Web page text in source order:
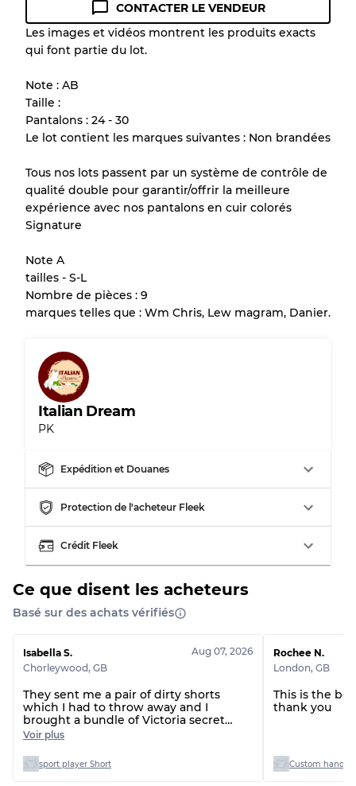
Guide des conditions
Tous les produits incluent un niveau de
de chaque article avant l'achat.
Il y a une marge d'erreur allant jusqu'à
en raison de la vente en gros
Notre système à 3 niveaux
Qualité BPeu utilisé
Répartition pour ratios mixtes
Qualité AB
Qualité BC
60% B, 40% C
CONTACTER LE VENDEUR
Les images et vidéos montrent les produits exacts
qui font partie du lot.
Note : AB
Taille :
Pantalons : 24 - 30
Le lot contient les marques suivantes : Non brandées
Tous nos lots passent par un système de contrôle de
qualité double pour garantir/offrir la meilleure
expérience avec nos pantalons en cuir colorés
Signature
Note A
tailles - S-L
Nombre de pièces : 9
marques telles que : Wm Chris, Lew magram, Danier.
Italian Dream
PK
Expédition et Douanes
Protection de l'acheteur Fleek
Crédit Fleek
Ce que disent les acheteurs
Basé sur des achats vérifiés
Isabella S.
Chorleywood, GB
Aug 07, 2026
They sent me a pair of dirty shorts
which I had to throw away and I
brought a bundle of Victoria secret
tops and only one of the tops was
Victoria secret the rest had the labels
cut out so I couldn’t even see the sizes
Voir plus
sport player Short
Rochee N.
London, GB
This is the
thank you
Custom